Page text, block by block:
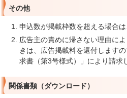
その他
申込数が掲載枠数を超える場合
広告主の責めに帰さない理由に
きは、広告掲載料を還付します
求書（第3号様式）」により請求
関係書類（ダウンロード）